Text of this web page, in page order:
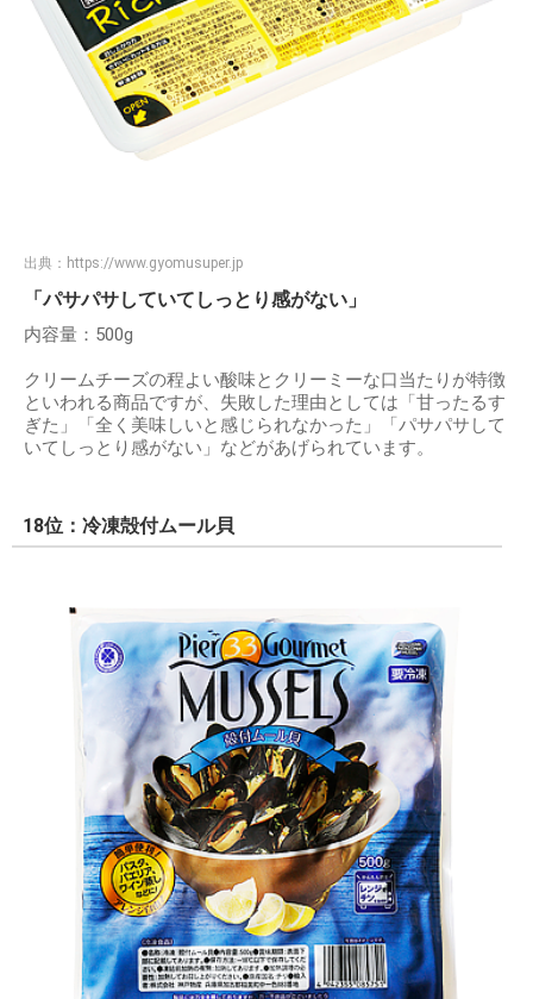
出典： https://www.gyomusuper.jp
「パサパサしていてしっとり感がない」
内容量：500g
クリームチーズの程よい酸味とクリーミーな口当たりが特徴
といわれる商品ですが、失敗した理由としては「甘ったるす
ぎた」「全く美味しいと感じられなかった」「パサパサして
いてしっとり感がない」などがあげられています。
18位：冷凍殻付ムール貝